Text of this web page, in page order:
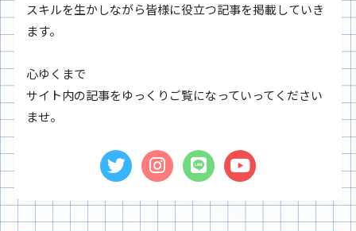
スキルを生かしながら皆様に役立つ記事を掲載していき
ます。
心ゆくまで
サイト内の記事をゆっくりご覧になっていってください
ませ。